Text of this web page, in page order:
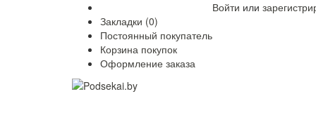
Закладки (0)
Постоянный покупатель
Корзина покупок
Оформление заказа
Войти или